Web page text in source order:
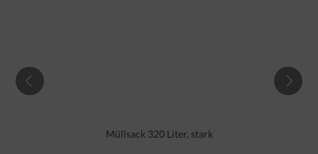
Müllsack 320 Liter, stark